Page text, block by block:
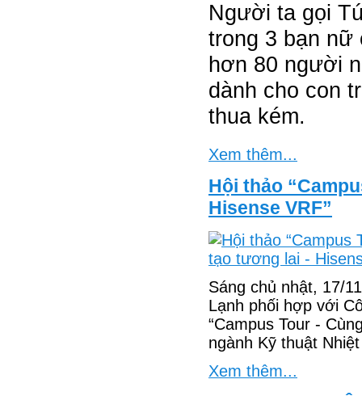
Người ta gọi
trong 3 bạn nữ
hơn 80 người
dành cho con
thua kém.
Xem thêm...
Hội thảo
Hisense VRF”
Sáng chủ nhật, 17/
Lạnh phối hợp với
“Campus Tour -
ngành Kỹ thuật
Xem thêm...